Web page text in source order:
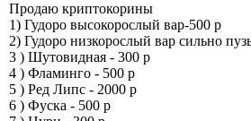
Продаю криптокорины
1) Гудоро высокорослый вар-500 р
2) Гудоро низкорослый вар сильно
3 ) Шутовидная - 300 р
4 ) Фламинго - 500 р
5 ) Ред Липс - 2000 р
6 ) Фуска - 500 р